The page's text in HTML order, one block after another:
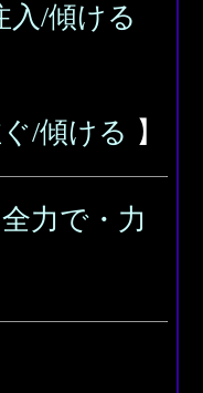
入/傾ける
/傾ける 】
力で・力